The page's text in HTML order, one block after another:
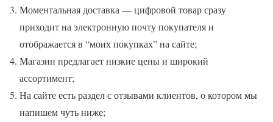
Моментальная доставка — цифровой товар сразу
приходит на электронную почту покупателя и
отображается в “моих покупках” на сайте;
Магазин предлагает низкие цены и широкий
ассортимент;
На сайте есть раздел с отзывами клиентов, о котором мы
напишем чуть ниже;